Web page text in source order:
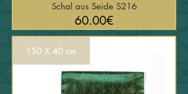
Schal aus Seide S216
60.00€السعر
150 X 40 cm